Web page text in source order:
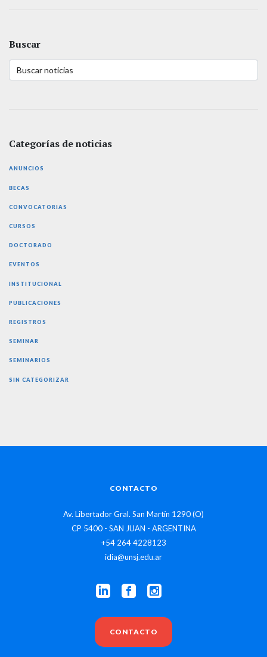
Buscar
Categorías de noticias
ANUNCIOS
BECAS
CONVOCATORIAS
CURSOS
DOCTORADO
EVENTOS
INSTITUCIONAL
PUBLICACIONES
REGISTROS
SEMINAR
SEMINARIOS
SIN CATEGORIZAR
CONTACTO
Av. Libertador Gral. San Martín 1290 (O)
CP 5400 - SAN JUAN - ARGENTINA
+54 264 4228123
idia@unsj.edu.ar
CONTACTO